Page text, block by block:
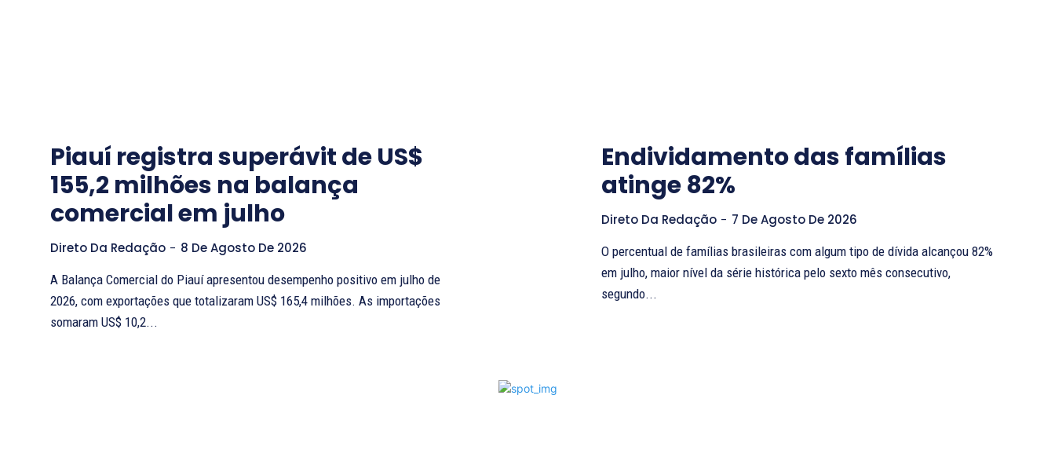
Piauí registra superávit de US$
155,2 milhões na balança
comercial em julho
Direto Da Redação - 8 De Agosto De 2026
A Balança Comercial do Piauí apresentou desempenho positivo em julho de
2026, com exportações que totalizaram US$ 165,4 milhões. As importações
somaram US$ 10,2...
Endividamento das famílias
atinge 82%
Direto Da Redação - 7 De Agosto De 2026
O percentual de famílias brasileiras com algum tipo de dívida alcançou 82%
em julho, maior nível da série histórica pelo sexto mês consecutivo,
segundo...